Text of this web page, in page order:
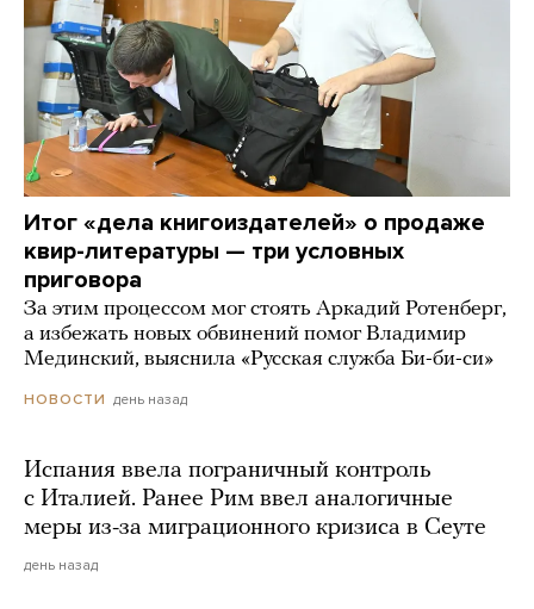
Итог «дела книгоиздателей» о продаже
квир-литературы — три условных
приговора
За этим процессом мог стоять Аркадий Ротенберг,
а избежать новых обвинений помог Владимир
Мединский, выяснила «Русская служба Би-би-си»
НОВОСТИ день назад
Испания ввела пограничный контроль
с Италией. Ранее Рим ввел аналогичные
меры из-за миграционного кризиса в Сеуте
день назад